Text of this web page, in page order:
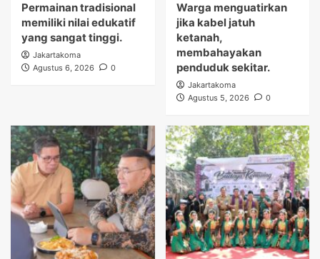
Permainan tradisional
memiliki nilai edukatif
yang sangat tinggi.
Jakartakoma
Agustus 6, 2026
0
Warga menguatirkan
jika kabel jatuh
ketanah,
membahayakan
penduduk sekitar.
Jakartakoma
Agustus 5, 2026
0